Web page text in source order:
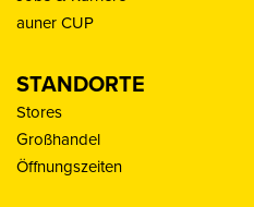
auner CUP
STANDORTE
Stores
Großhandel
Öffnungszeiten